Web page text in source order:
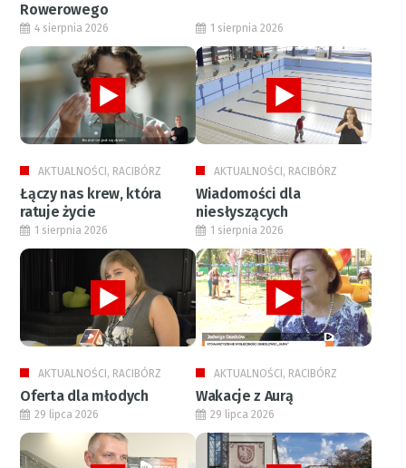
Rowerowego
4 sierpnia 2026
AKTUALNOŚCI, RACIBÓRZ
Łączy nas krew, która
ratuje życie
1 sierpnia 2026
AKTUALNOŚCI, RACIBÓRZ
Wiadomości dla
niesłyszących
1 sierpnia 2026
AKTUALNOŚCI, RACIBÓRZ
Oferta dla młodych
1 sierpnia 2026
AKTUALNOŚCI, RACIBÓRZ
Wakacje z Aurą
29 lipca 2026 29 lipca 2026